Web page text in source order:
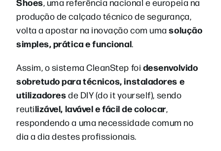
produção de calçado técnico de segurança,
volta a apostar na inovação com umasolução
simples, prática e funcional.
Assim, o sistema CleanStep foi desenvolvido
sobretudo para técnicos, instaladores e
utilizadoresde DIY (do it yourself), sendo
reutilizável, lavável e fácil de colocar,
respondendo a uma necessidade comum no
dia a dia destes profissionais.